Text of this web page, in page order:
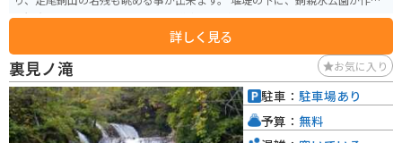
れ観光スポットとなっています。 道中、運が良ければニホンカモシカに遭遇
詳しく見る
裏見ノ滝 お気に入り
駐車： 駐車場あり
予算： 無料